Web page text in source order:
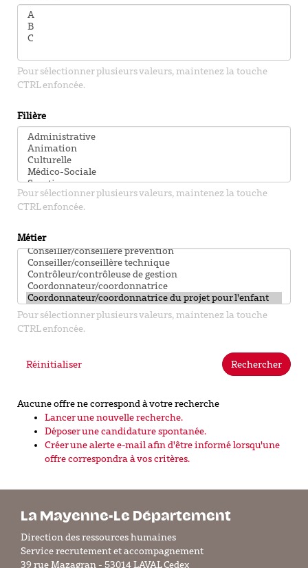
Pour sélectionner plusieurs valeurs, maintenez la touche
CTRL enfoncée.
Filière
Pour sélectionner plusieurs valeurs, maintenez la touche
CTRL enfoncée.
Métier
Pour sélectionner plusieurs valeurs, maintenez la touche
CTRL enfoncée.
Rechercher
Réinitialiser
Aucune offre ne correspond à votre recherche
Lancer une nouvelle recherche.
Déposer une candidature spontanée.
Créer une alerte e-mail afin d'être informé lorsqu'une
offre correspondra à vos critères.
La Mayenne-Le Département
Direction des ressources humaines
Service recrutement et accompagnement
39 rue Mazagran - 53014 LAVAL Cedex